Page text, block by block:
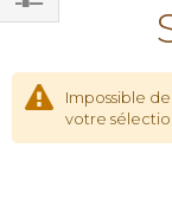
Impossible
votre
Filtrer